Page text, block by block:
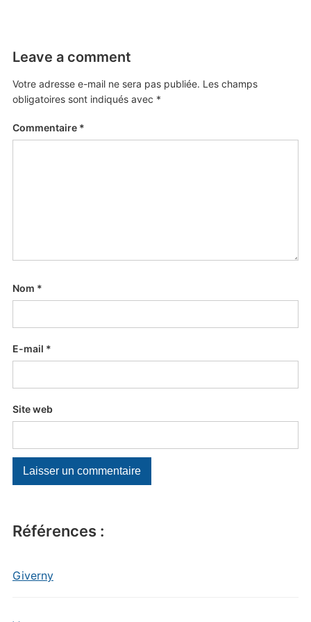
Références :
Giverny
Leave a comment
Votre adresse e-mail ne sera pas publiée. Les champs
obligatoires sont indiqués avec *
Commentaire *
Nom *
E-mail *
Site web